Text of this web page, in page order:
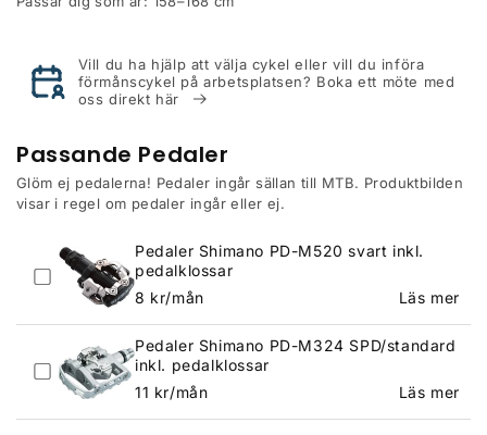
Vill du ha hjälp att välja cykel eller vill du införa
förmånscykel på arbetsplatsen? Boka ett möte med
oss direkt här
Passande Pedaler
Glöm ej pedalerna! Pedaler ingår sällan till MTB. Produktbilden
visar i regel om pedaler ingår eller ej.
Pedaler Shimano PD-M520 svart inkl.
pedalklossar
Ordinarie
8 kr/mån Läs mer
Pedaler Shimano PD-M324 SPD/standard
inkl. pedalklossar
Ordinarie
11 kr/mån Läs mer